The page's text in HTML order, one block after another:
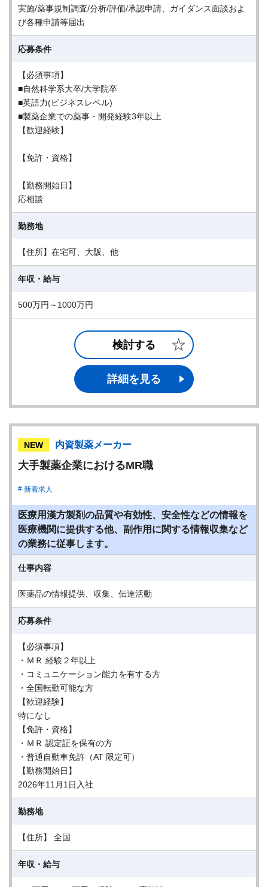
実施/薬事規制調査/分析/評価/承認申請、ガイダンス面談およ
び各種申請等届出
応募条件
【必須事項】
■自然科学系大卒/大学院卒
■英語力(ビジネスレベル)
■製薬企業での薬事・開発経験3年以上
【歓迎経験】
【免許・資格】
【勤務開始日】
応相談
勤務地
【住所】在宅可、大阪、他
年収・給与
500万円～1000万円
検討する
詳細を見る
NEW 内資製薬メーカー
大手製薬企業におけるMR職
新着求人
医療用漢方製剤の品質や有効性、安全性などの情報を
医療機関に提供する他、副作用に関する情報収集など
の業務に従事します。
仕事内容
医薬品の情報提供、収集、伝達活動
応募条件
【必須事項】
・ＭＲ 経験２年以上
・コミュニケーション能力を有する方
・全国転勤可能な方
【歓迎経験】
特になし
【免許・資格】
・ＭＲ 認定証を保有の方
・普通自動車免許（AT 限定可）
【勤務開始日】
2026年11月1日入社
勤務地
【住所】 全国
年収・給与